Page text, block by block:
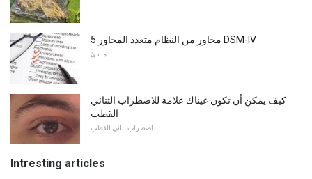
5 محاور من النظام متعدد المحاور DSM-IV
مبادئ
كيف يمكن أن تكون عيناك علامة للاضطراب الثنائي
القطب
اضطراب ثنائي القطب
Intresting articles